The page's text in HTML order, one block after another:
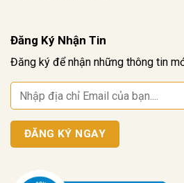
Đăng Ký Nhận Tin
Đăng ký để nhận những thông tin